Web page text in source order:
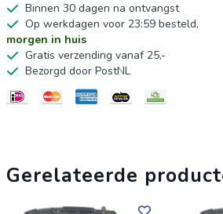
Binnen 30 dagen na ontvangst
Op werkdagen voor 23:59 besteld,
morgen in huis
Gratis verzending vanaf 25,-
Bezorgd door PostNL
Gerelateerde